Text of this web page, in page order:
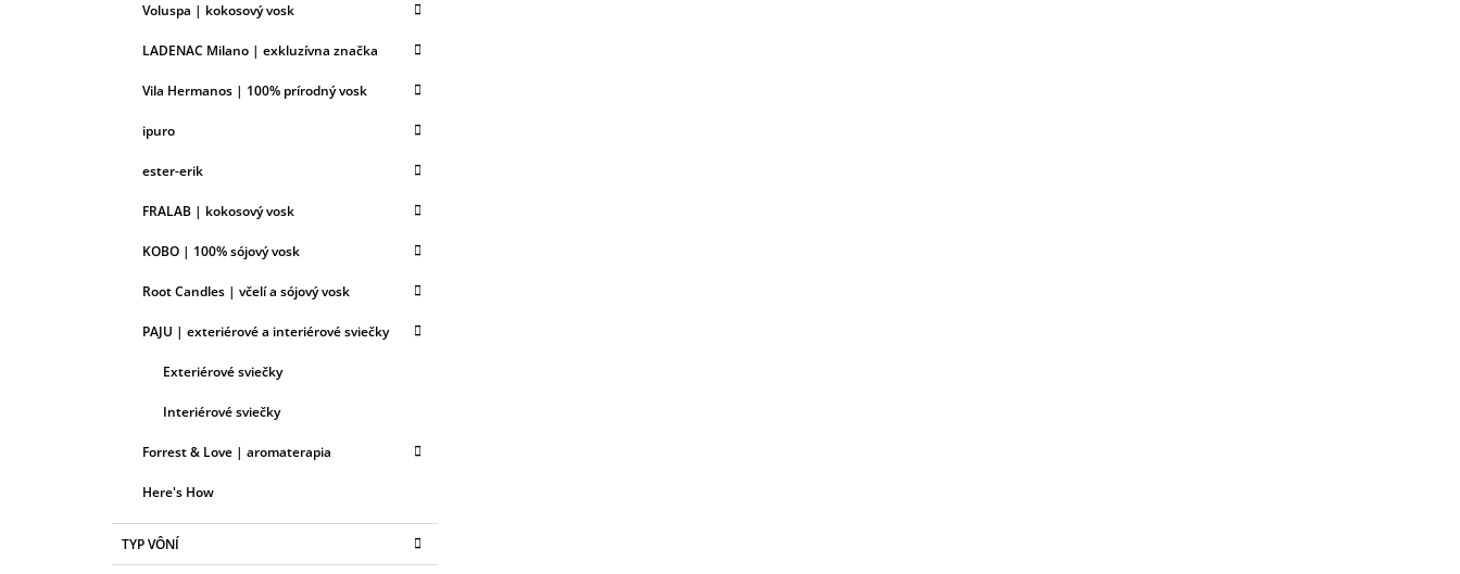
Voluspa | kokosový vosk
LADENAC Milano | exkluzívna značka
Vila Hermanos | 100% prírodný vosk
ipuro
ester-erik
FRALAB | kokosový vosk
KOBO | 100% sójový vosk
Root Candles | včelí a sójový vosk
PAJU | exteriérové a interiérové sviečky
Exteriérové sviečky
Interiérové sviečky
Forrest & Love | aromaterapia
Here's How
TYP VÔNÍ